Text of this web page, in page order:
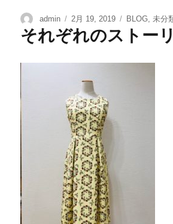
admin 2月 19, 2019 BLOG 未分
それぞれのストー